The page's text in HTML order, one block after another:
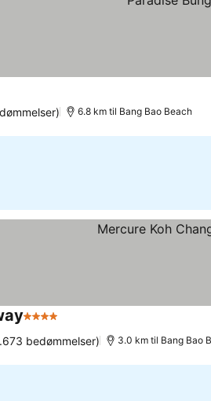
6.8 km til Bang Bao Beach
4 Stjerner
bedømmelser) 3.0 km til Bang Bao